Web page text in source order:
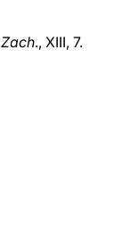
Zach., XIII, 7.